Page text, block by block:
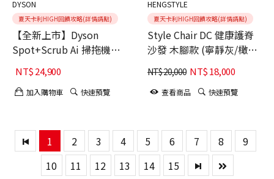
DYSON
夏天卡利HIGH回饋攻略(詳情請點)
【全新上市】Dyson
Spot+Scrub Ai 掃拖機器
NT$24,900
加入購物車 快速預覽
HENGSTYLE
夏天卡利HIGH回饋攻略(詳情請點)
Style Chair DC 健康護脊
沙發 木腳款 (寧靜灰/橄欖
綠)
NT$20,000 NT$18,000
查看商品 快速預覽
1 2 3 4 5 6 7 8
9
10
11 12 13 14 15